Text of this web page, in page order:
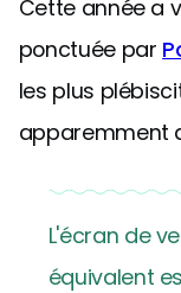
Cette année a
ponctuée par
les plus
apparemment
L'écran de
équivalent